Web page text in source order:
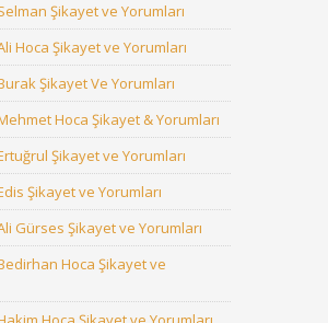
Şikayet ve Yorumları
Hoca Şikayet ve Yorumları
Şikayet Ve Yorumları
Hoca Şikayet & Yorumları
Şikayet ve Yorumları
Şikayet ve Yorumları
Gürses Şikayet ve Yorumları
Hoca Şikayet ve